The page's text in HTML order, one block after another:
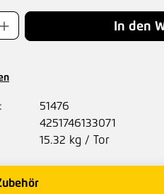
Gib denIn den
51476
4251746133071
15.32 kg / Tor